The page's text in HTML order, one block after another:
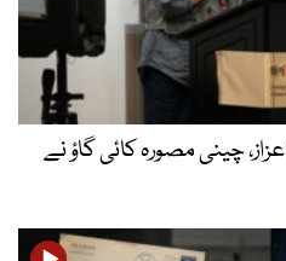
چینی مصورہ کائی گاؤ نے